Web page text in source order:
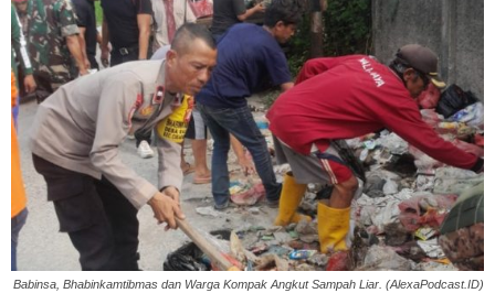
Babinsa, Bhabinkamtibmas dan Warga Kompak Angkut Sampah Liar. (AlexaPodcast.ID)